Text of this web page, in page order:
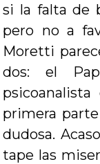
si la falta de
pero no a
Moretti
dos: el
primera
dudosa.
tape las